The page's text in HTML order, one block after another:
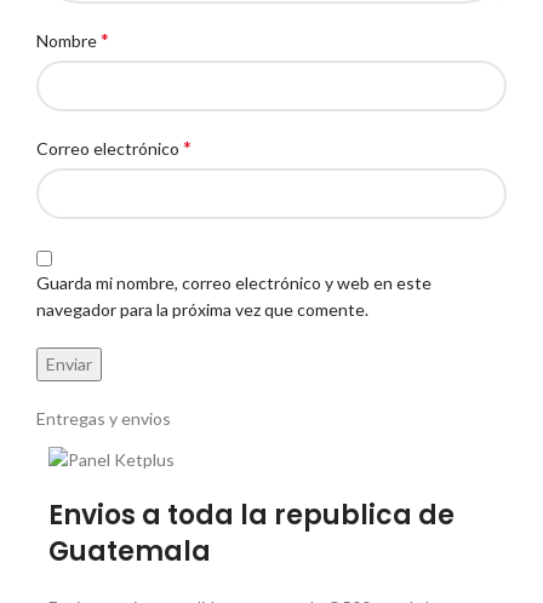
Nombre*
Correo electrónico *
Guarda mi nombre, correo electrónico y web en este
navegador para la próxima vez que comente.
Entregas y envios
Envios a toda la republica de
Guatemala